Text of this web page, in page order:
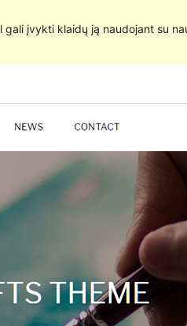
įvykti klaidų ją naudojant su
Aktyvių
Temos